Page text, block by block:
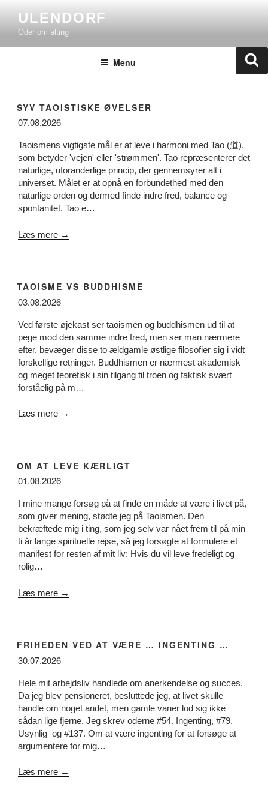
content
ULENDORF
Oder om alting
Menu
SYV TAOISTISKE ØVELSER
07.08.2026
Taoismens vigtigste mål er at leve i harmoni med Tao (道),
som betyder 'vejen' eller 'strømmen'. Tao repræsenterer det
naturlige, uforanderlige princip, der gennemsyrer alt i
universet. Målet er at opnå en forbundethed med den
naturlige orden og dermed finde indre fred, balance og
spontanitet. Tao e…
Læs mere →
TAOISME VS BUDDHISME
03.08.2026
Ved første øjekast ser taoismen og buddhismen ud til at
pege mod den samme indre fred, men ser man nærmere
efter, bevæger disse to ældgamle østlige filosofier sig i vidt
forskellige retninger. Buddhismen er nærmest akademisk
og meget teoretisk i sin tilgang til troen og faktisk svært
forståelig på m…
Læs mere →
OM AT LEVE KÆRLIGT
01.08.2026
I mine mange forsøg på at finde en måde at være i livet på,
som giver mening, stødte jeg på Taoismen. Den
bekræftede mig i ting, som jeg selv var nået frem til på min
ti år lange spirituelle rejse, så jeg forsøgte at formulere et
manifest for resten af mit liv: Hvis du vil leve fredeligt og
rolig…
Læs mere →
FRIHEDEN VED AT VÆRE … INGENTING …
30.07.2026
Hele mit arbejdsliv handlede om anerkendelse og succes.
Da jeg blev pensioneret, besluttede jeg, at livet skulle
handle om noget andet, men gamle vaner lod sig ikke
sådan lige fjerne. Jeg skrev oderne #54. Ingenting, #79.
Usynlig og #137. Om at være ingenting for at forsøge at
argumentere for mig…
Læs mere →